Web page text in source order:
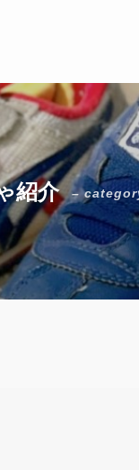
紹介 –